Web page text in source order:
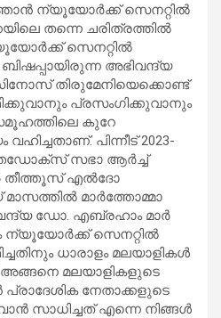
ഞാൻ ന്യൂയോർക്ക് സെനറ്റിൽ
തന്നെ ചരിത്രത്തിൽ
സെനറ്റിൽ
അഭിവന്ദ്യ
തിരുമേനിയെക്കൊണ്ട്
പ്രസംഗിക്കുവാനും
കുറേ
പിന്നീട് 2023-
സഭാ ആർച്ച്
തീത്തൂസ് എൽദോ
മാസത്തിൽ മാർത്തോമ്മാ
ഡോ. എബ്രഹാം മാർ
ന്യൂയോർക്ക് സെനറ്റിൽ
ധാരാളം മലയാളികൾ
മലയാളികളുടെ
പ്രാദേശിക നേതാക്കളുടെ
സാധിച്ചത് എന്നെ നിങ്ങൾ